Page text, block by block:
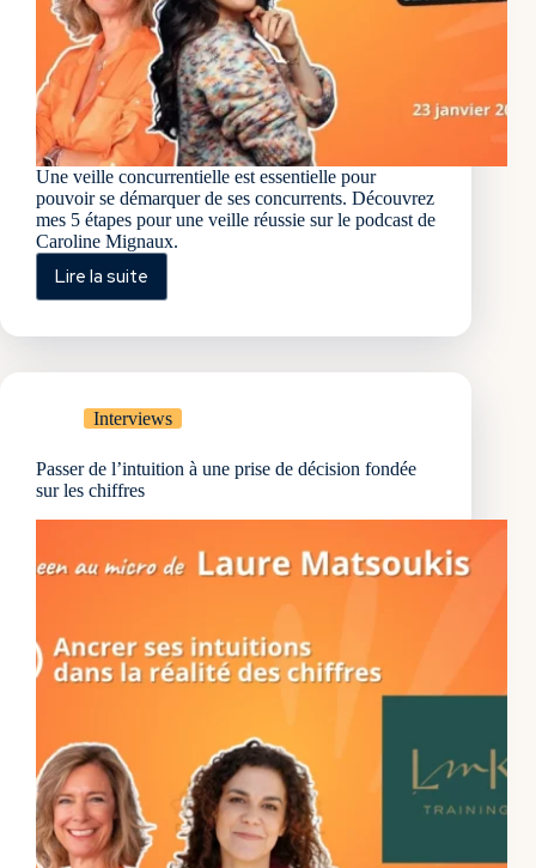
Une veille concurrentielle est essentielle pour
pouvoir se démarquer de ses concurrents. Découvrez
mes 5 étapes pour une veille réussie sur le podcast de
Caroline Mignaux.
Lire la suite
Analyse
:
marketing
pour
son
marché
Interviews
Passer de l’intuition à une prise de décision fondée
sur les chiffres